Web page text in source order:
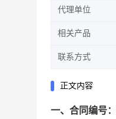
代理单位
相关产品
联系方式
正文内容
一、合同编号：